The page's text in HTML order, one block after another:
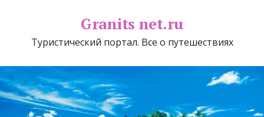
Granits net.ru
Туристический портал. Все о путешествиях